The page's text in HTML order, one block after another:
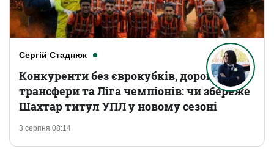
Сергій Стаднюк
3 серпня 08:14
Конкуренти без єврокубків, дорогі
трансфери та Ліга чемпіонів: чи збереже
Шахтар титул УПЛ у новому сезоні